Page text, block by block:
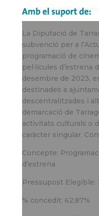
La Diputació de
subvenció per a
programació de
pel·lícules d’estrena
desembre de 2023,
destinades a
descentralitzades i
demarcació de
activitats culturals o
caràcter singular.
Concepte:
d’estrena
Pressupost Elegible:
% concedit: 62,87%